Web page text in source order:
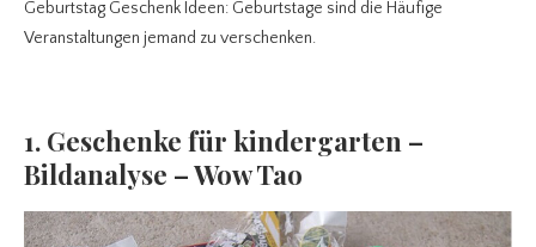
Geburtstag Geschenk Ideen: Geburtstage sind die Häufige
Veranstaltungen jemand zu verschenken.
1. Geschenke für kindergarten –
Bildanalyse – Wow Tao